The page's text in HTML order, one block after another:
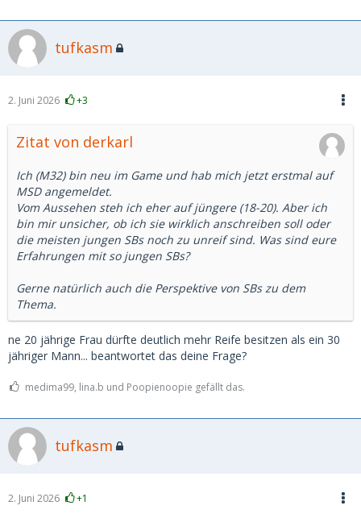
tufkasm
2. Juni 2026 +3
Zitat von derkarl
Ich (M32) bin neu im Game und hab mich jetzt erstmal auf
MSD angemeldet.
Vom Aussehen steh ich eher auf jüngere (18-20). Aber ich
bin mir unsicher, ob ich sie wirklich anschreiben soll oder
die meisten jungen SBs noch zu unreif sind. Was sind eure
Erfahrungen mit so jungen SBs?
Gerne natürlich auch die Perspektive von SBs zu dem
Thema.
ne 20 jährige Frau dürfte deutlich mehr Reife besitzen als ein 30
jähriger Mann... beantwortet das deine Frage?
medima99, lina.b und Poopienoopie gefällt das.
tufkasm
2. Juni 2026 +1